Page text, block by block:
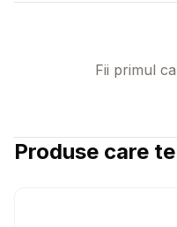
Fii primul
Produse care